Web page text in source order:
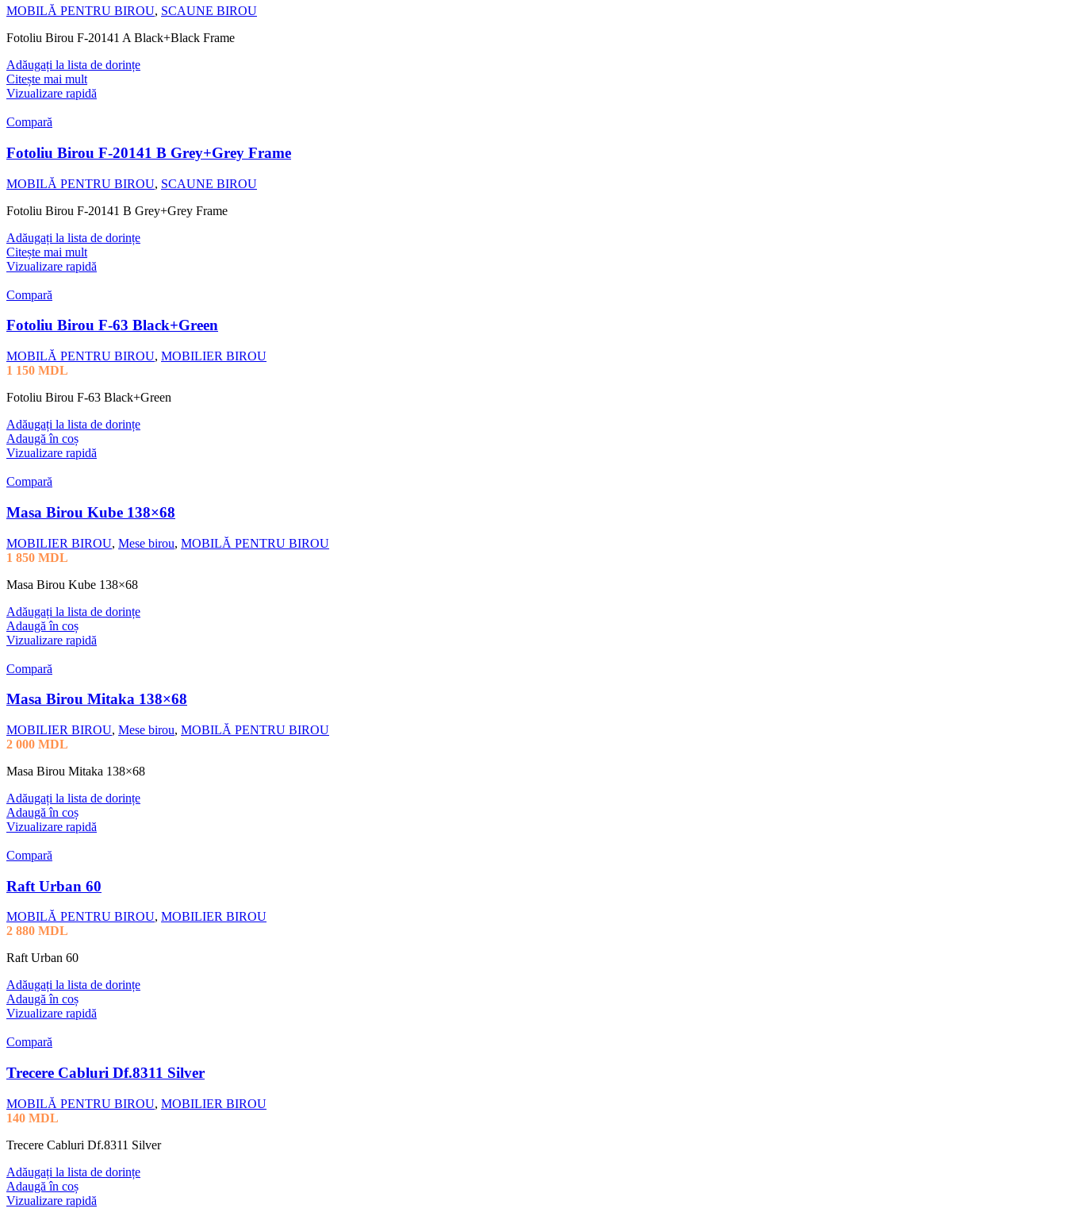
MOBILĂ PENTRU BIROU, SCAUNE BIROU
Fotoliu Birou F-20141 A Black+Black Frame
Adăugați la lista de dorințe
Citește mai mult
Vizualizare rapidă
Compară
Fotoliu Birou F-20141 B Grey+Grey Frame
MOBILĂ PENTRU BIROU, SCAUNE BIROU
Fotoliu Birou F-20141 B Grey+Grey Frame
Adăugați la lista de dorințe
Citește mai mult
Vizualizare rapidă
Compară
Fotoliu Birou F-63 Black+Green
MOBILĂ PENTRU BIROU, MOBILIER BIROU
1 150 MDL
Fotoliu Birou F-63 Black+Green
Adăugați la lista de dorințe
Adaugă în coș
Vizualizare rapidă
Compară
Masa Birou Kube 138×68
MOBILIER BIROU, Mese birou, MOBILĂ PENTRU BIROU
1 850 MDL
Masa Birou Kube 138×68
Adăugați la lista de dorințe
Adaugă în coș
Vizualizare rapidă
Compară
Masa Birou Mitaka 138×68
MOBILIER BIROU, Mese birou, MOBILĂ PENTRU BIROU
2 000 MDL
Masa Birou Mitaka 138×68
Adăugați la lista de dorințe
Adaugă în coș
Vizualizare rapidă
Compară
Raft Urban 60
MOBILĂ PENTRU BIROU, MOBILIER BIROU
2 880 MDL
Raft Urban 60
Adăugați la lista de dorințe
Adaugă în coș
Vizualizare rapidă
Compară
Trecere Cabluri Df.8311 Silver
MOBILĂ PENTRU BIROU, MOBILIER BIROU
140 MDL
Trecere Cabluri Df.8311 Silver
Adăugați la lista de dorințe
Adaugă în coș
Vizualizare rapidă